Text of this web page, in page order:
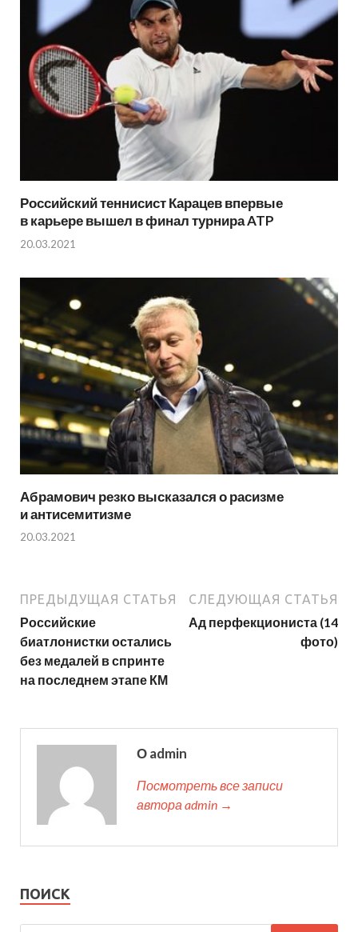
Российский теннисист Карацев впервые
в карьере вышел в финал турнира ATP
20.03.2021
Абрамович резко высказался о расизме
и антисемитизме
20.03.2021
ПРЕДЫДУЩАЯ СТАТЬЯ
Российские
биатлонистки остались
без медалей в спринте
на последнем этапе КМ
СЛЕДУЮЩАЯ СТАТЬЯ
Ад перфекциониста (14
фото)
О admin
Посмотреть все записи
автора admin →
ПОИСК